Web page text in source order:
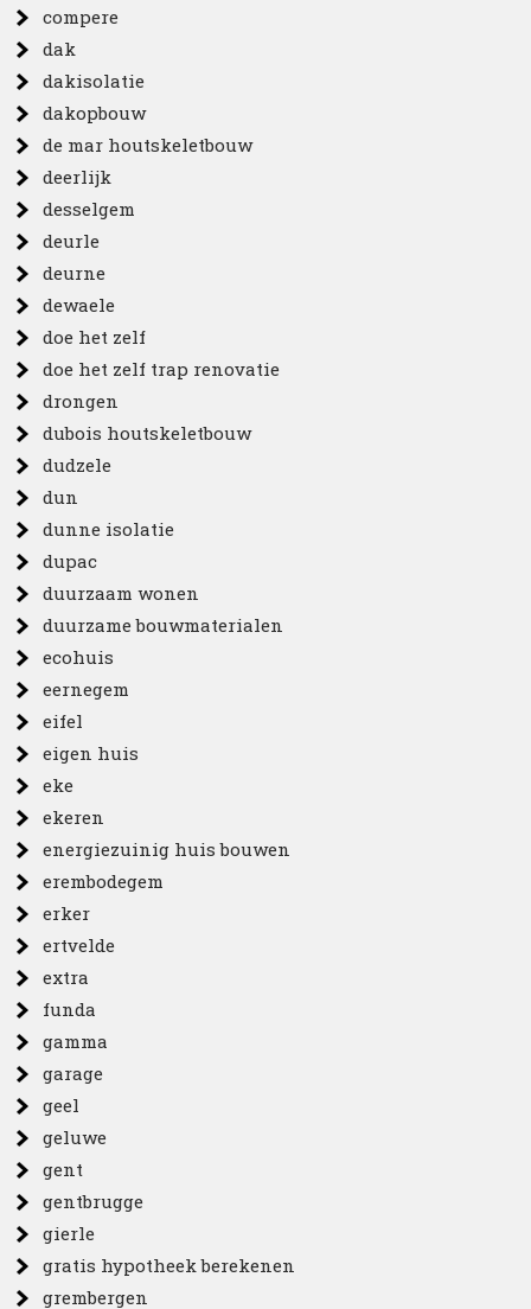
compere
dak
dakisolatie
dakopbouw
de mar houtskeletbouw
deerlijk
desselgem
deurle
deurne
dewaele
doe het zelf
doe het zelf trap renovatie
drongen
dubois houtskeletbouw
dudzele
dun
dunne isolatie
dupac
duurzaam wonen
duurzame bouwmaterialen
ecohuis
eernegem
eifel
eigen huis
eke
ekeren
energiezuinig huis bouwen
erembodegem
erker
ertvelde
extra
funda
gamma
garage
geel
geluwe
gent
gentbrugge
gierle
gratis hypotheek berekenen
grembergen